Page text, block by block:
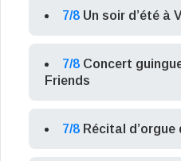
7/8 Un soir d’été à
7/8 Concert
Friends
7/8 Récital